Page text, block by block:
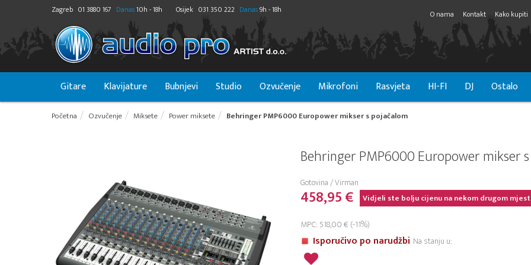
Zagreb 01 3880 167 Danas10h - 18h Osijek 031 350 222 Danas9h - 18h O nama Kontakt Kako kupiti
Gitare Klavijature Bubnjevi Studio Ozvučenje Mikrofoni Rasvjeta HI-FI DJ Ostalo
Početna Ozvučenje Miksete Power miksete Behringer PMP6000 Europower mikser s pojačalom
Behringer PMP6000 Europower mikser
Gotovina / Virman
458,95 € Vidjeli ste bolju cijenu na nekom drugom
MPC: 518,00 € (-11%)
Isporučivo po narudžbi Na stanju u: